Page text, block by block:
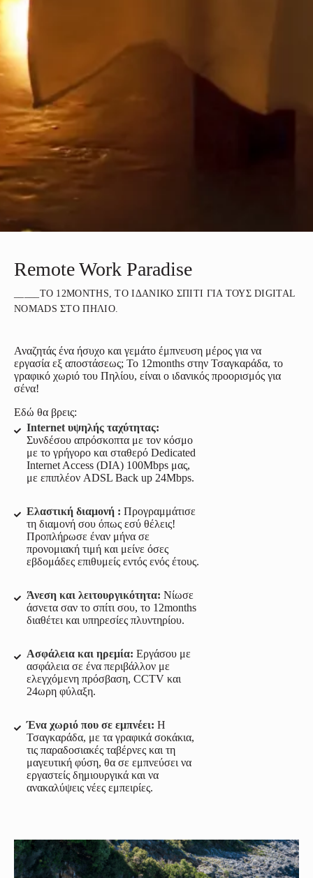
Remote Work Paradise
_____ΤΟ 12MONTHS, ΤΟ ΙΔΑΝΙΚΌ ΣΠΊΤΙ ΓΙΑ ΤΟΥΣ DIGITAL
NOMADS ΣΤΟ ΠΉΛΙΟ.
Αναζητάς ένα ήσυχο και γεμάτο έμπνευση μέρος για να
εργασία εξ αποστάσεως; Το 12months στην Τσαγκαράδα, το
γραφικό χωριό του Πηλίου, είναι ο ιδανικός προορισμός για
σένα!
Εδώ θα βρεις:
Internet υψηλής ταχύτητας:
Συνδέσου απρόσκοπτα με τον κόσμο
με το γρήγορο και σταθερό Dedicated
Internet Access (DIA) 100Mbps μας,
με επιπλέον ADSL Back up 24Mbps.
Ελαστική διαμονή : Προγραμμάτισε
τη διαμονή σου όπως εσύ θέλεις!
Προπλήρωσε έναν μήνα σε
προνομιακή τιμή και μείνε όσες
εβδομάδες επιθυμείς εντός ενός έτους.
Άνεση και λειτουργικότητα: Νίωσε
άσνετα σαν το σπίτι σου, το 12months
διαθέτει και υπηρεσίες πλυντηρίου.
Ασφάλεια και ηρεμία: Εργάσου με
ασφάλεια σε ένα περιβάλλον με
ελεγχόμενη πρόσβαση, CCTV και
24ωρη φύλαξη.
Ένα χωριό που σε εμπνέει: Η
Τσαγκαράδα, με τα γραφικά σοκάκια,
τις παραδοσιακές ταβέρνες και τη
μαγευτική φύση, θα σε εμπνεύσει να
εργαστείς δημιουργικά και να
ανακαλύψεις νέες εμπειρίες.